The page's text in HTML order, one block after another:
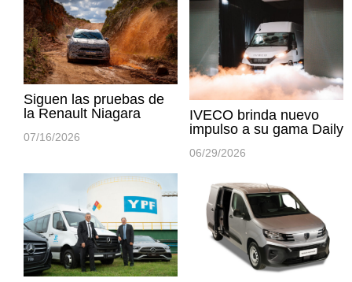
Siguen las pruebas de
la Renault Niagara
07/16/2026
IVECO brinda nuevo
impulso a su gama Daily
06/29/2026